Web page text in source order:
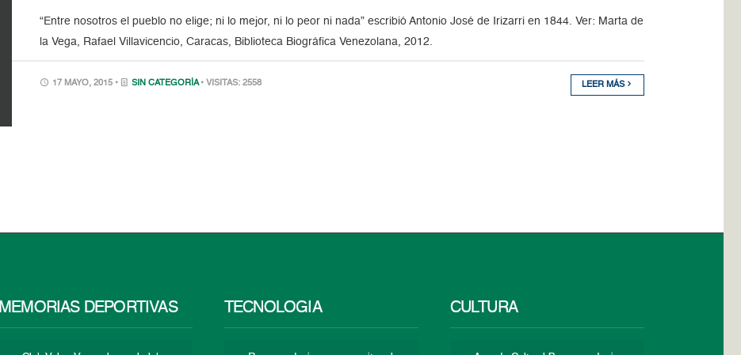
“Entre nosotros el pueblo no elige; ni lo mejor, ni lo peor ni nada” escribió Antonio José de Irizarri en 1844. Ver: Marta de
la Vega, Rafael Villavicencio, Caracas, Biblioteca Biográfica Venezolana, 2012.
17 MAYO, 2015 • SIN CATEGORÍA • VISITAS: 2558 LEER MÁS
MEMORIAS DEPORTIVAS TECNOLOGÍA CULTURA